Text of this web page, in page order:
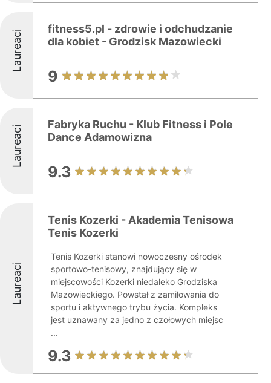
Laureaci
fitness5.pl - zdrowie i odchudzanie
dla kobiet - Grodzisk Mazowiecki
9
Laureaci
Fabryka Ruchu - Klub Fitness i Pole
Dance Adamowizna
9.3
Laureaci
Tenis Kozerki - Akademia Tenisowa
Tenis Kozerki
Tenis Kozerki stanowi nowoczesny ośrodek
sportowo-tenisowy, znajdujący się w
miejscowości Kozerki niedaleko Grodziska
Mazowieckiego. Powstał z zamiłowania do
sportu i aktywnego trybu życia. Kompleks
jest uznawany za jedno z czołowych miejsc
...
9.3